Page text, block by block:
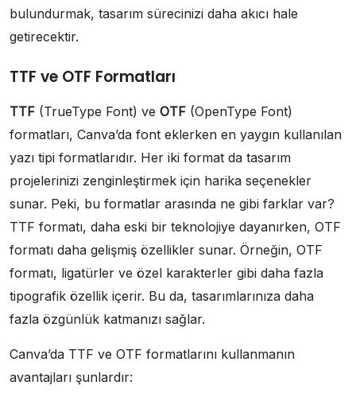
bulundurmak, tasarım sürecinizi daha akıcı hale
getirecektir.
TTF ve OTF Formatları
TTF (TrueType Font) ve OTF (OpenType Font)
formatları, Canva’da font eklerken en yaygın kullanılan
yazı tipi formatlarıdır. Her iki format da tasarım
projelerinizi zenginleştirmek için harika seçenekler
sunar. Peki, bu formatlar arasında ne gibi farklar var?
TTF formatı, daha eski bir teknolojiye dayanırken, OTF
formatı daha gelişmiş özellikler sunar. Örneğin, OTF
formatı, ligatürler ve özel karakterler gibi daha fazla
tipografik özellik içerir. Bu da, tasarımlarınıza daha
fazla özgünlük katmanızı sağlar.
Canva’da TTF ve OTF formatlarını kullanmanın
avantajları şunlardır: